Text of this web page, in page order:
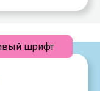
шрифт